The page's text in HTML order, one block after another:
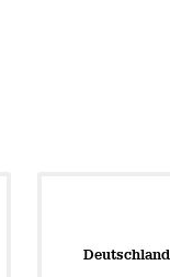
Deutschland